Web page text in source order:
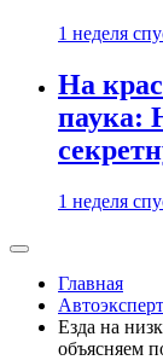
1 неделя
На
паука:
1 неделя
Главная
Автоэксперт
Езда на
объясняем